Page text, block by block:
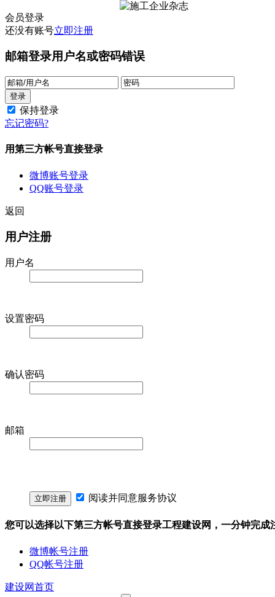
会员登录
还没有账号立即注册
邮箱登录用户名或密码错误
保持登录
忘记密码?
用第三方帐号直接登录
微博账号登录
QQ账号登录
返回
用户注册
用户名
设置密码
确认密码
邮箱
阅读并同意服务协议
您可以选择以下第三方帐号直接登录工程建设网，一分钟完成
微博帐号注册
QQ帐号注册
建设网首页